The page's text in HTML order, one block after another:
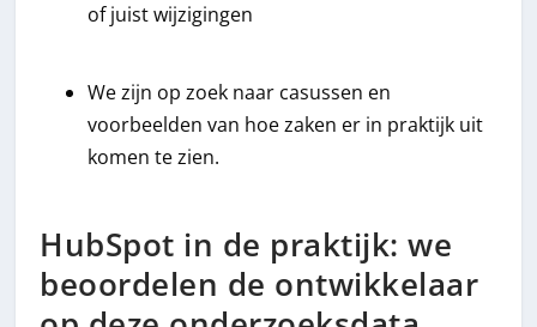
of juist wijzigingen
We zijn op zoek naar casussen en
voorbeelden van hoe zaken er in praktijk uit
komen te zien.
HubSpot in de praktijk: we
beoordelen de ontwikkelaar